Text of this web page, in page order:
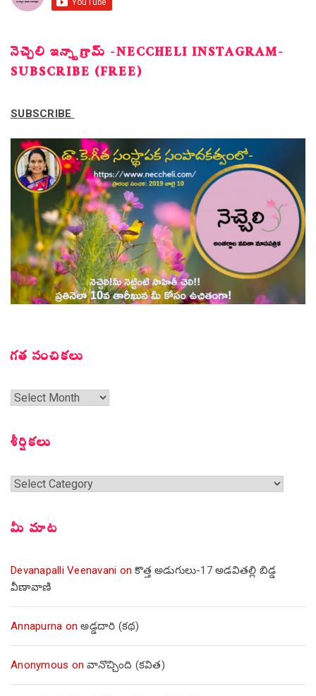
నెచ్చెలి ఇన్స్టాగ్రామ్ -NECCHELI INSTAGRAM-
SUBSCRIBE (FREE)
SUBSCRIBE
గత సంచికలు
గత
శీర్షికలు
శీర్షికలు
మీ మాట
Devanapalli Veenavani onకొత్త అడుగులు-17 అడవితల్లి బిడ్డ
వీణావాణి
Annapurna onఅడ్డదారి (కథ)
Anonymous onవానొచ్చింది (కవిత)